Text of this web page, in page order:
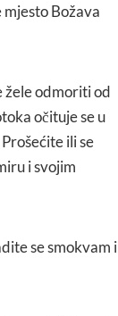
Božava
žele odmoriti od
očituje se u
ili se
i svojim
se smokvam i